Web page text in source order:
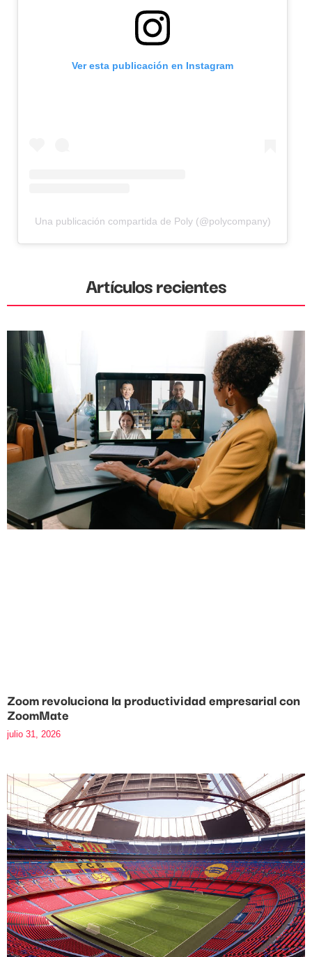
Artículos recientes
Zoom revoluciona la productividad empresarial con
ZoomMate
julio 31, 2026
Ver esta publicación en Instagram
Una publicación compartida de Poly (@polycompany)